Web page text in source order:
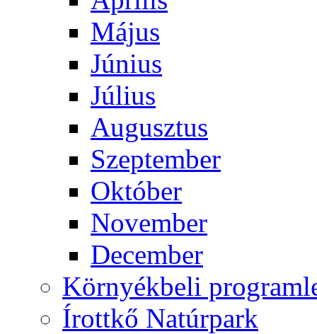
Május
Június
Július
Augusztus
Szeptember
Október
November
December
Környékbeli
Írottkő Natúrpark